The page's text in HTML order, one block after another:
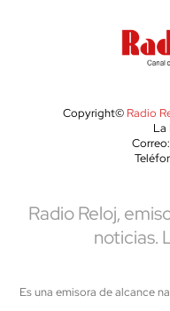
Copyright© Radio
La
Radio Reloj,
noticias.
Es una emisora de alcance